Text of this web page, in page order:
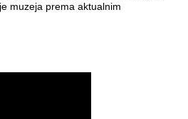
muzeja prema aktualnim